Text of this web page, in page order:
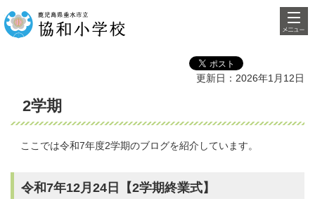
鹿児島県垂水市立協和小学
校
検索・
共通メ
ニュー
更新日：2026年1月12日
2学期
ここでは令和7年度2学期のブログを紹介しています。
令和7年12月24日【2学期終業式】